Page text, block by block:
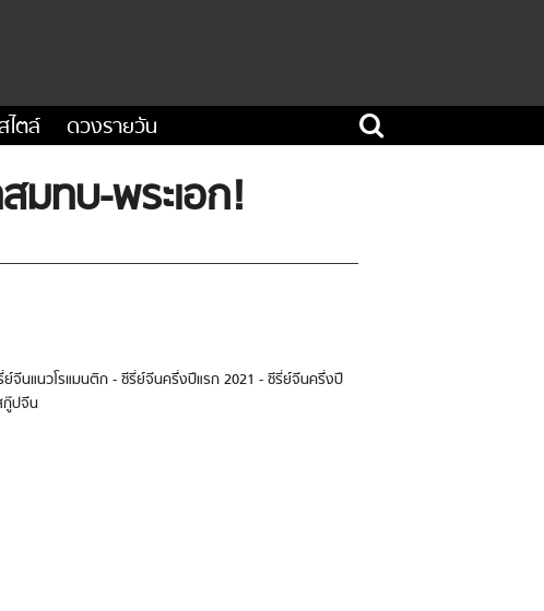
ไตล์ ดวงรายวัน
มทบ-พระเอก!